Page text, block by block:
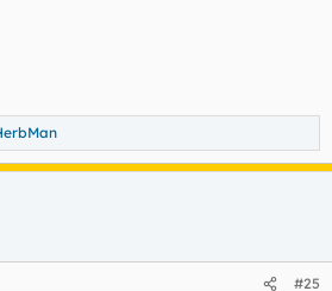
#25